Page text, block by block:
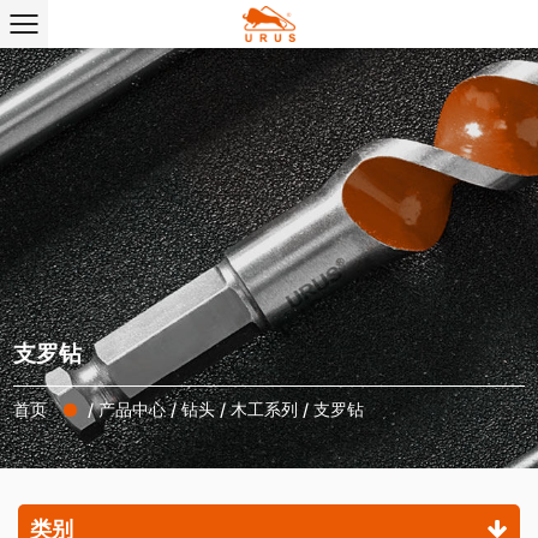
支罗钻
首页 /产品中心/钻头/木工系列 /支罗钻
类别